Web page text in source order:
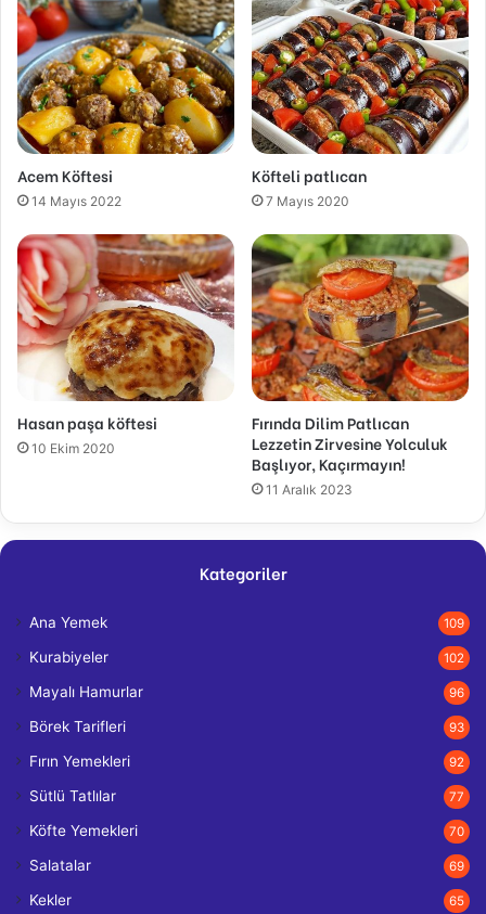
Acem Köftesi
14 Mayıs 2022
Köfteli patlıcan
7 Mayıs 2020
Hasan paşa köftesi
10 Ekim 2020
Fırında Dilim Patlıcan
Lezzetin Zirvesine Yolculuk
Başlıyor, Kaçırmayın!
11 Aralık 2023
Kategoriler
Ana Yemek 109
Kurabiyeler 102
Mayalı Hamurlar 96
Börek Tarifleri 93
Fırın Yemekleri 92
Sütlü Tatlılar 77
Köfte Yemekleri 70
Salatalar 69
Kekler 65